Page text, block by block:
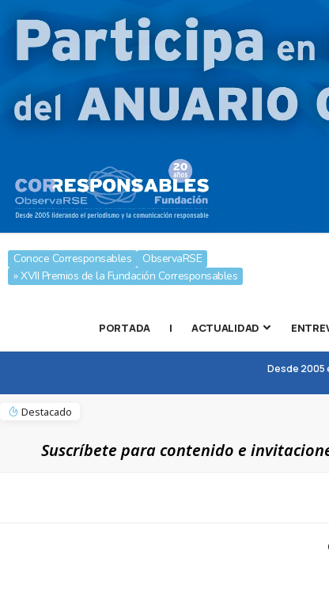
Conoce Corresponsables
ObservaRSE
» XVII Premios de la Fundación Corresponsables
PORTADA | ACTUALIDAD
Desde 2005
Destacado
Suscríbete para contenido e